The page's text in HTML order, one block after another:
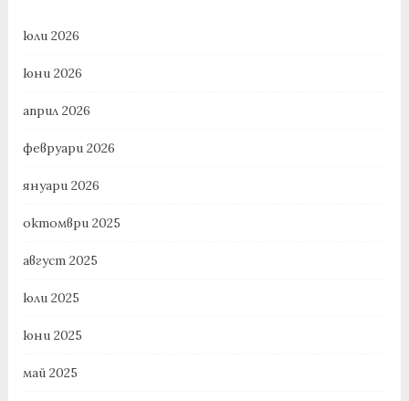
юли 2026
юни 2026
април 2026
февруари 2026
януари 2026
октомври 2025
август 2025
юли 2025
юни 2025
май 2025